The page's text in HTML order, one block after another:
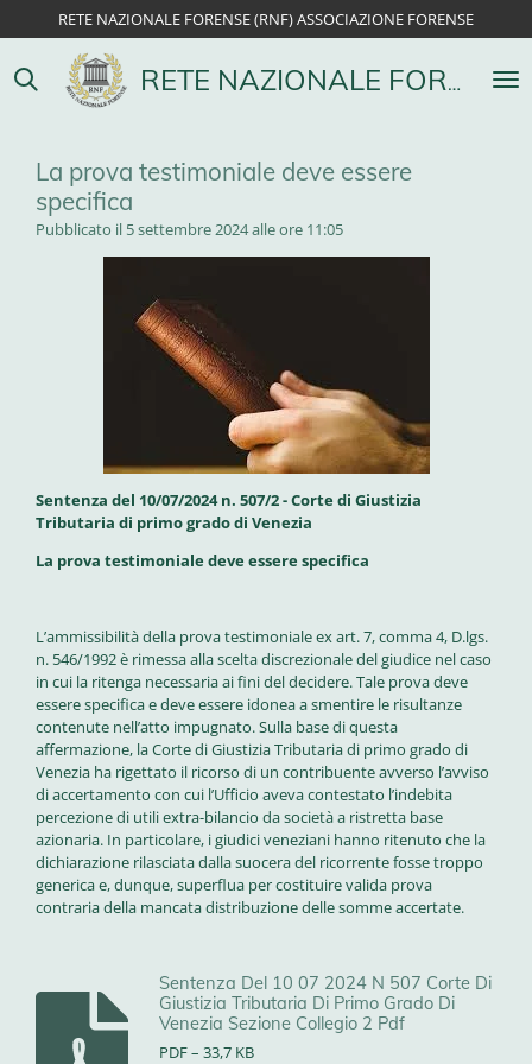
contenuto
principale
RETE NAZIONALE FORENSE
RETE NAZIONALE FORENSE (RNF) ASSOCIAZIONE FORENSE
La prova testimoniale deve essere
specifica
Pubblicato il 5 settembre 2024 alle ore 11:05
Sentenza del 10/07/2024 n. 507/2 - Corte di Giustizia
Tributaria di primo grado di Venezia
La prova testimoniale deve essere specifica
L’ammissibilità della prova testimoniale ex art. 7, comma 4, D.lgs.
n. 546/1992 è rimessa alla scelta discrezionale del giudice nel caso
in cui la ritenga necessaria ai fini del decidere. Tale prova deve
essere specifica e deve essere idonea a smentire le risultanze
contenute nell’atto impugnato. Sulla base di questa
affermazione, la Corte di Giustizia Tributaria di primo grado di
Venezia ha rigettato il ricorso di un contribuente avverso l’avviso
di accertamento con cui l’Ufficio aveva contestato l’indebita
percezione di utili extra-bilancio da società a ristretta base
azionaria. In particolare, i giudici veneziani hanno ritenuto che la
dichiarazione rilasciata dalla suocera del ricorrente fosse troppo
generica e, dunque, superflua per costituire valida prova
contraria della mancata distribuzione delle somme accertate.
Sentenza Del 10 07 2024 N 507 Corte Di
Giustizia Tributaria Di Primo Grado Di
Venezia Sezione Collegio 2 Pdf
PDF – 33,7 KB